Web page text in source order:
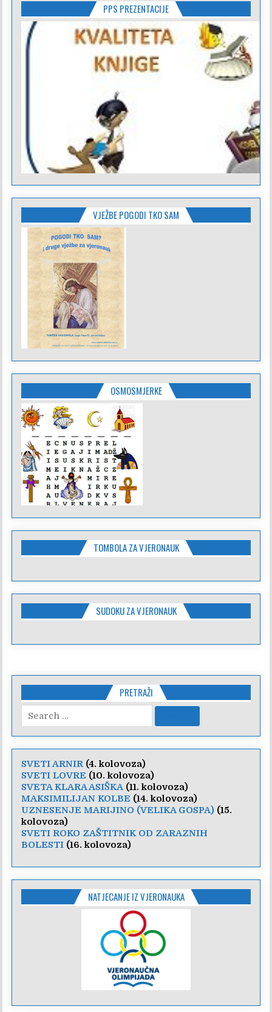
PPS PREZENTACIJE
VJEŽBE POGODI TKO SAM
OSMOSMJERKE
TOMBOLA ZA VJERONAUK
SUDOKU ZA VJERONAUK
PRETRAŽI
for:
SVETI ARNIR(4. kolovoza)
SVETI LOVRE (10. kolovoza)
SVETA KLARA ASIŠKA (11. kolovoza)
MAKSIMILIJAN KOLBE (14. kolovoza)
UZNESENJE MARIJINO (VELIKA GOSPA) (15.
kolovoza)
SVETI ROKO ZAŠTITNIK OD ZARAZNIH
BOLESTI (16. kolovoza)
NATJECANJE IZ VJERONAUKA